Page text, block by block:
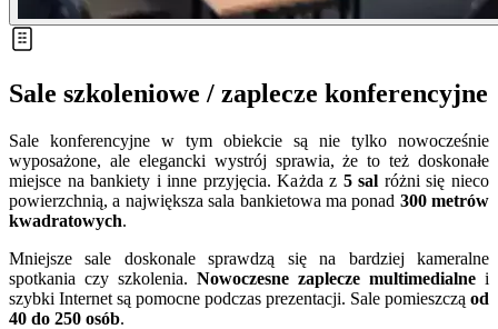
Sale szkoleniowe / zaplecze konferencyjne
Sale konferencyjne w tym obiekcie są nie tylko nowocześnie
wyposażone, ale elegancki wystrój sprawia, że to też doskonałe
miejsce na bankiety i inne przyjęcia. Każda z 5 sal różni się nieco
powierzchnią, a największa sala bankietowa ma ponad 300 metrów
kwadratowych.
Mniejsze sale doskonale sprawdzą się na bardziej kameralne
spotkania czy szkolenia. Nowoczesne zaplecze multimedialne i
szybki Internet są pomocne podczas prezentacji. Sale pomieszczą od
40 do 250 osób.